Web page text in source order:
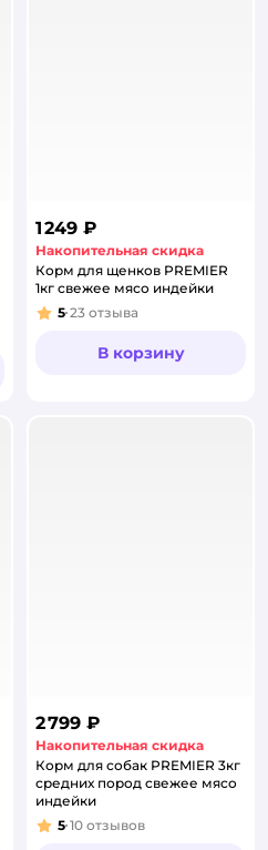
1 249 ₽
Накопительная скидка
Корм для щенков PREMIER
1кг свежее мясо индейки
Рейтинг:
5 23 отзыва
В корзину
2 799 ₽
Накопительная скидка
Корм для собак PREMIER 3кг
средних пород свежее мясо
индейки
Рейтинг:
5 10 отзывов